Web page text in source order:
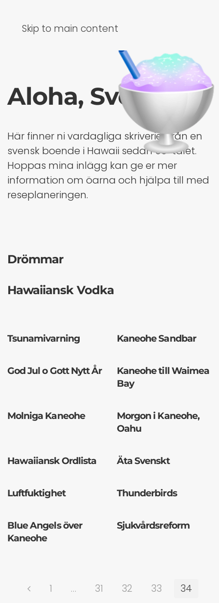
Skip to main content
Aloha, Sverige!
Här finner ni vardagliga skriverier från en
svensk boende i Hawaii sedan 90-talet.
Hoppas mina inlägg kan ge er mer
information om öarna och hjälpa till med
reseplaneringen.
Drömmar
Hawaiiansk Vodka
Tsunamivarning Kaneohe Sandbar
God Jul o Gott Nytt År
Kaneohe till Waimea
Bay
Molniga Kaneohe
Morgon i Kaneohe,
Oahu
Hawaiiansk Ordlista Äta Svenskt
Luftfuktighet Thunderbirds
Blue Angels över
Kaneohe
Sjukvårdsreform
1 … 31 32 33
34